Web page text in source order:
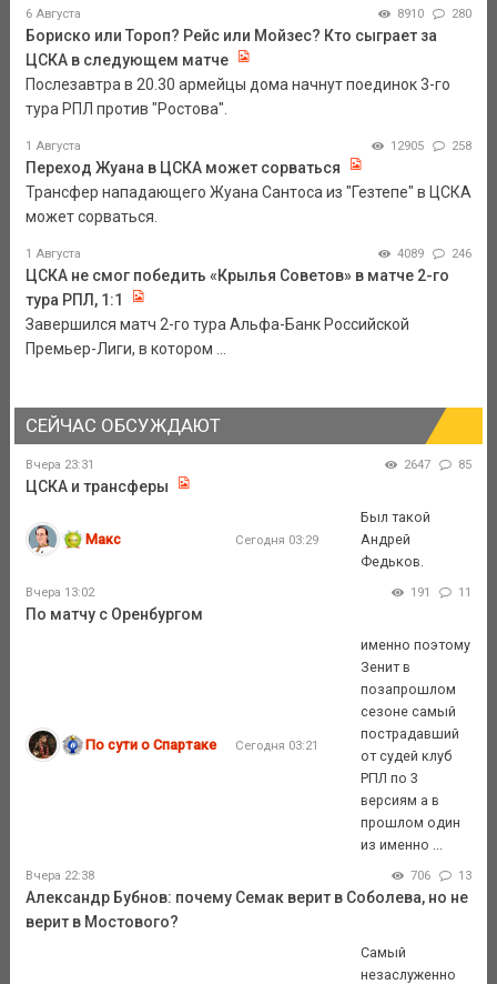
6 Августа 8910 280
Бориско или Тороп? Рейс или Мойзес? Кто сыграет за
ЦСКА в следующем матче
Послезавтра в 20.30 армейцы дома начнут поединок 3-го
тура РПЛ против "Ростова".
1 Августа 12905 258
Переход Жуана в ЦСКА может сорваться
Трансфер нападающего Жуана Сантоса из "Гезтепе" в ЦСКА
может сорваться.
1 Августа 4089 246
ЦСКА не смог победить «Крылья Советов» в матче 2-го
тура РПЛ, 1:1
Завершился матч 2-го тура Альфа-Банк Российской
Премьер-Лиги, в котором ...
СЕЙЧАС ОБСУЖДАЮТ
Вчера 23:31 2647 85
ЦСКА и трансферы
Макс Сегодня 03:29
Был такой
Андрей
Федьков.
Вчера 13:02 191 11
По матчу с Оренбургом
По сути о Спартаке Сегодня 03:21
именно поэтому
Зенит в
позапрошлом
сезоне самый
пострадавший
от судей клуб
РПЛ по 3
версиям а в
прошлом один
из именно ...
Вчера 22:38 706 13
Александр Бубнов: почему Семак верит в Соболева, но не
верит в Мостового?
Самый
незаслуженно